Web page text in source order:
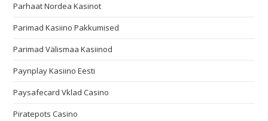
Parhaat Nordea Kasinot
Parimad Kasiino Pakkumised
Parimad Välismaa Kasiinod
Paynplay Kasiino Eesti
Paysafecard Vklad Casino
Piratepots Casino